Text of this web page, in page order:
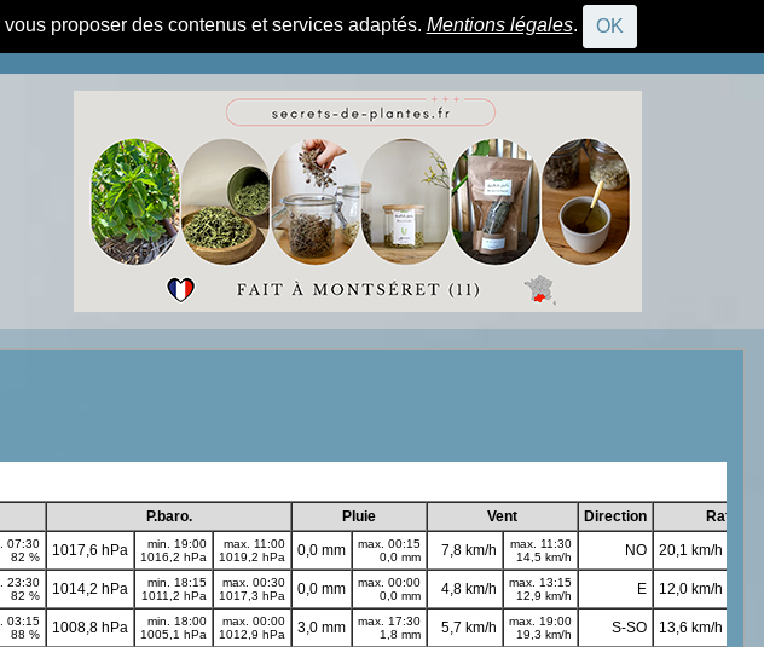
proposer des contenus et services adaptés. Mentions légales. OK
CONNEXION